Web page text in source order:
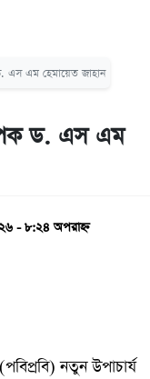
এস এম হেমায়েত জাহান
ড. এস এম
- ৮:২৪ অপরাহ্ন
নতুন উপাচার্য